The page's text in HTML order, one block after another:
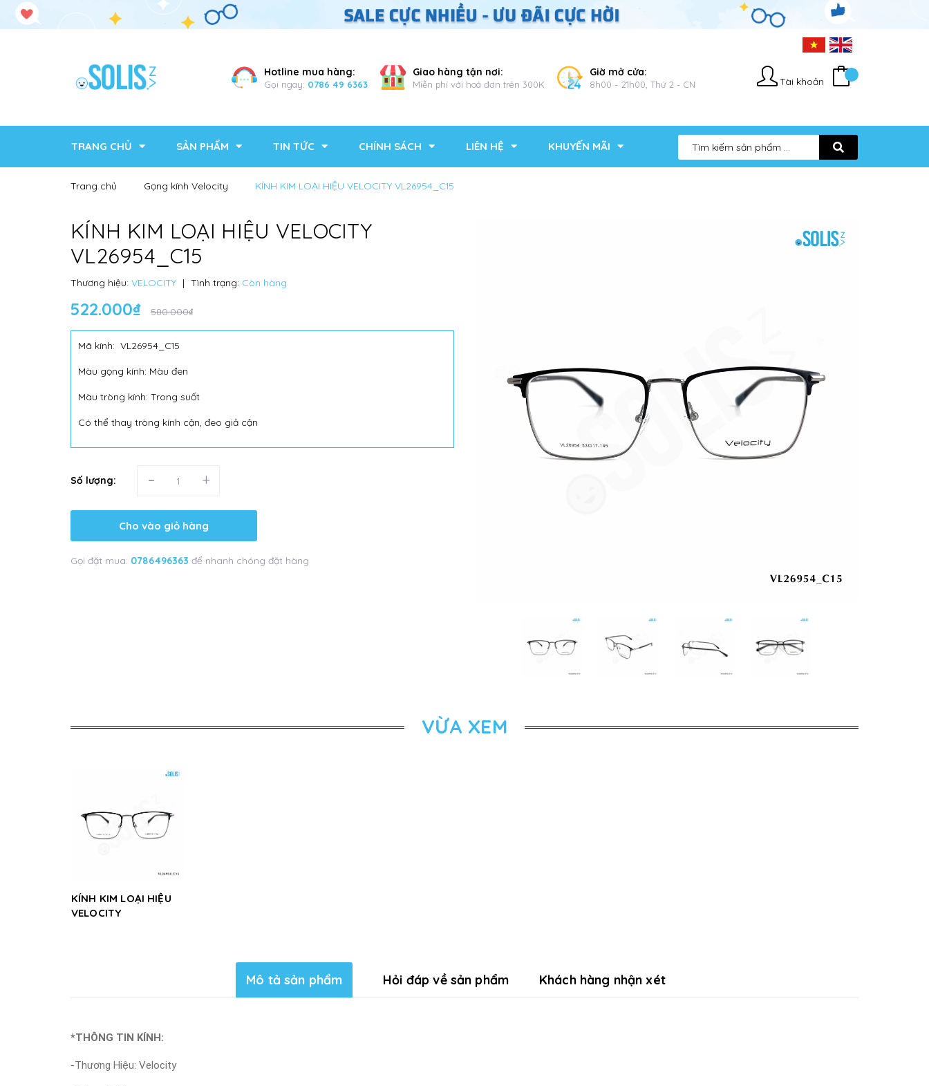
Hotline mua hàng:
Gọi ngay: 0786 49 6363
Giao hàng tận nơi:
Miễn phí với hoá đơn trên 300K
Giờ mở cửa:
8h00 - 21h00, Thứ 2 - CN Tài khoản
TRANG CHỦ SẢN PHẨM TIN TỨC CHÍNH SÁCH LIÊN HỆ KHUYẾN MÃI
Trang chủ Gọng kính Velocity KÍNH KIM LOẠI HIỆU VELOCITY VL26954_C15
KÍNH KIM LOẠI HIỆU VELOCITY
VL26954_C15
Thương hiệu: VELOCITY | Tình trạng: Còn hàng
522.000₫ 580.000₫
Mã kính: VL26954_C15
Màu gọng kính: Màu đen
Màu tròng kính: Trong suốt
Có thể thay tròng kính cận, đeo giả cận
Số lượng: - +
Cho vào giỏ hàng
Gọi đặt mua: 0786496363 để nhanh chóng đặt hàng
VỪA XEM
KÍNH KIM LOẠI HIỆU
VELOCITY
Mô tả sản phẩm Hỏi đáp về sản phẩm Khách hàng nhận xét
*THÔNG TIN KÍNH:
-Thương Hiệu: Velocity